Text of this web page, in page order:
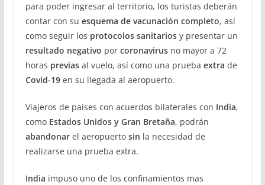
para poder ingresar al territorio, los turistas deberán
contar con su esquema de vacunación completo, así
como seguir los protocolos sanitariosy presentar un
resultado negativo por coronavirus no mayor a 72
horas previas al vuelo, así como una prueba extra de
Covid-19en su llegada al aeropuerto.
Viajeros de países con acuerdos bilaterales con India,
como Estados Unidos y Gran Bretaña, podrán
abandonar el aeropuerto sin la necesidad de
realizarse una prueba extra.
India impuso uno de los confinamientos mas